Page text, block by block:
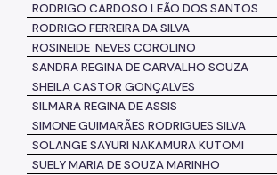
RODRIGO CARDOSO LEÃO DOS SANTOS
RODRIGO FERREIRA DA SILVA
ROSINEIDE NEVES COROLINO
SANDRA REGINA DE CARVALHO SOUZA
SHEILA CASTOR GONÇALVES
SILMARA REGINA DE ASSIS
SIMONE GUIMARÃES RODRIGUES SILVA
SOLANGE SAYURI NAKAMURA KUTOMI
SUELY MARIA DE SOUZA MARINHO